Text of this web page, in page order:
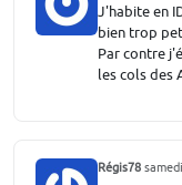
J'habite en
bien trop
Par contre
les cols des
Régis78